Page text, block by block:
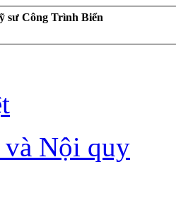
sư Công Trình Biển
Nội quy